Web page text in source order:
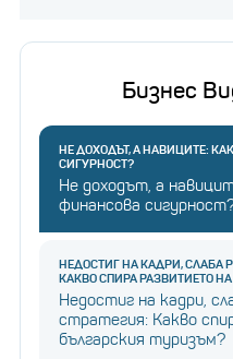
Бизнес
НЕ ДОХОДЪТ, А НАВИЦИТЕ:
СИГУРНОСТ?
Не доходът, а
финансова
НЕДОСТИГ НА КАДРИ, СЛАБА
КАКВО СПИРА РАЗВИТИЕТО
Недостиг на кадри,
стратегия: Какво
българския туризъм?